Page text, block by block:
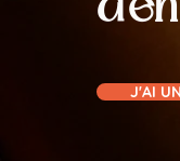
J'AI